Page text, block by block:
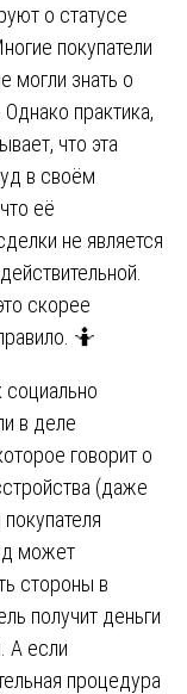
о статусе
покупатели
могли знать о
практика,
что эта
в своём
её
не является
скорее
🤷
в деле
говорит о
(даже
может
стороны в
получит деньги
А если
процедура